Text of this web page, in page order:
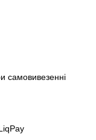
самовивезенні